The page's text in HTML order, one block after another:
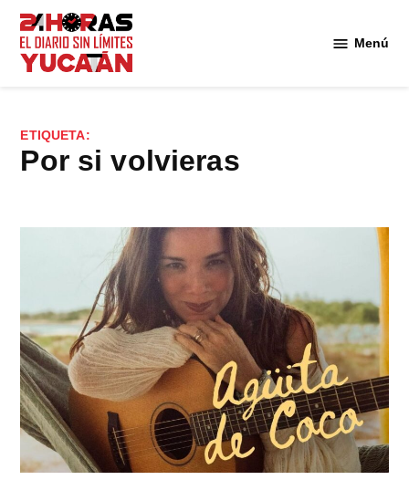
Saltar
contenido
Menú
ETIQUETA:
Por si volvieras